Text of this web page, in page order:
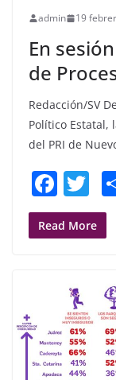
admin 19
En
de
Redacción/SV
Político Estatal,
del PRI de
F
a
c
b
o
o
k
T
w
itt
Read More